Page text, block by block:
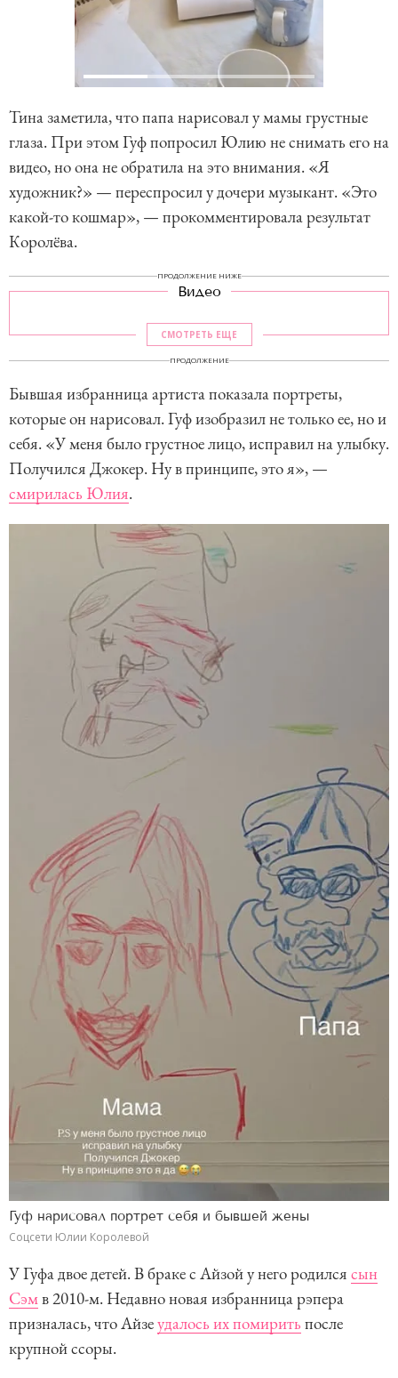
Тина заметила, что папа нарисовал у мамы грустные
глаза. При этом Гуф попросил Юлию не снимать его на
видео, но она не обратила на это внимания. «Я
художник?» — переспросил у дочери музыкант. «Это
какой-то кошмар», — прокомментировала результат
Королёва.
ПРОДОЛЖЕНИЕ НИЖЕ
Видео
СМОТРЕТЬ ЕЩЕ
ПРОДОЛЖЕНИЕ
Бывшая избранница артиста показала портреты,
которые он нарисовал. Гуф изобразил не только ее, но и
себя. «У меня было грустное лицо, исправил на улыбку.
Получился Джокер. Ну в принципе, это я», —
смирилась Юлия.
Гуф нарисовал портрет себя и бывшей жены
Соцсети Юлии Королевой
У Гуфа двое детей. В браке с Айзой у него родился сын
Сэмв 2010-м. Недавно новая избранница рэпера
призналась, что Айзеудалось их помирить после
крупной ссоры.